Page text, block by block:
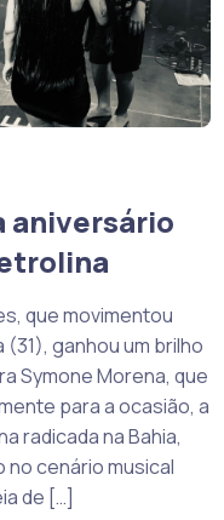
aniversário
que movimentou
ganhou um brilho
Symone Morena, que
para a ocasião, a
radicada na Bahia,
cenário musical
de […]